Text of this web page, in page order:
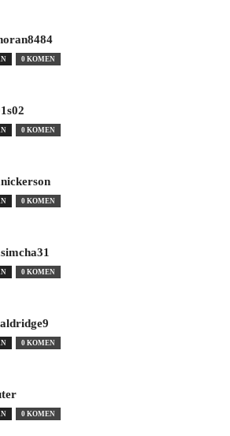
0 KOMEN
0 KOMEN
0 KOMEN
0 KOMEN
0 KOMEN
0 KOMEN